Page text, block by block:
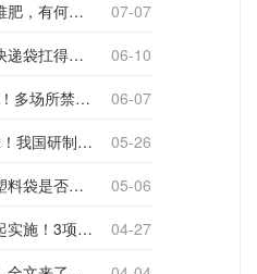
工业堆肥和家庭堆肥，有何不同？
07-07
雨季来了，你的快递袋扛得住吗？
06-10
上海垃圾分类3.0！多场所禁止使用一次性塑料袋；推动快递包装绿色转型
06-07
厚度仅0.006毫米！我国研制出超薄型全生物降解渗水地膜
05-26
印刷对生物降解塑料袋是否构成影响？
05-06
2026年10月1日起实施！3项生物降解能力检测新国标
04-27